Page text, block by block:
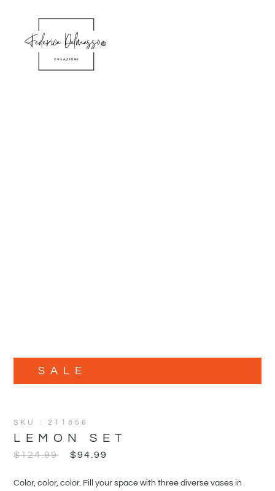
SKU : 211856
LEMON SET
$124.99 $94.99
Color, color, color. Fill your space with three diverse vases in
SALE